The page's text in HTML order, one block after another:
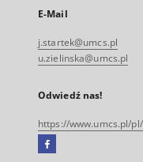
E-Mail
j.startek@umcs.pl
u.zielinska@umcs.pl
Odwiedź nas!
https://www.umcs.pl/
Facebook